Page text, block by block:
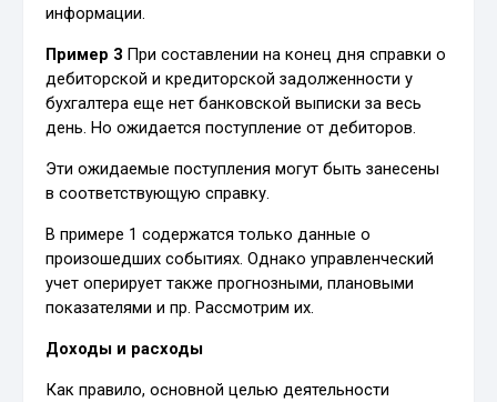
информации.
Пример 3 При составлении на конец дня справки о
дебиторской и кредиторской задолженности у
бухгалтера еще нет банковской выписки за весь
день. Но ожидается поступление от дебиторов.
Эти ожидаемые поступления могут быть занесены
в соответствующую справку.
В примере 1 содержатся только данные о
произошедших событиях. Однако управленческий
учет оперирует также прогнозными, плановыми
показателями и пр. Рассмотрим их.
Доходы и расходы
Как правило, основной целью деятельности